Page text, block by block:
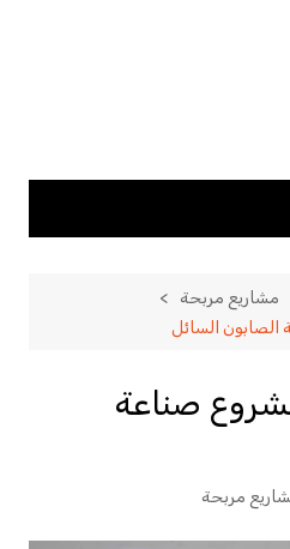
مشاريع مربحة
السائل
صناعة
مربحة